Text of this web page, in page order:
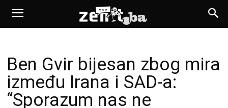
Ben Gvir bijesan zbog mira
između Irana i SAD-a:
“Sporazum nas ne